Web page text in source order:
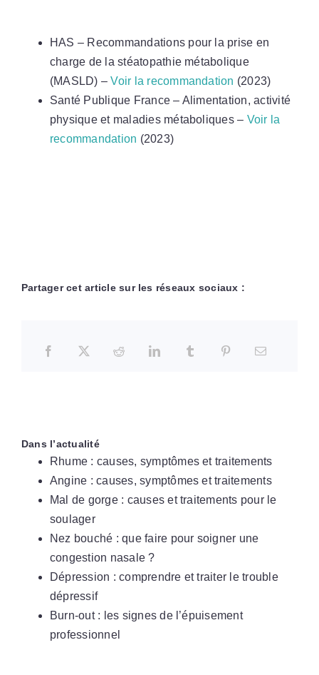
HAS – Recommandations pour la prise en
charge de la stéatopathie métabolique
(MASLD) –Voir la recommandation (2023)
Santé Publique France – Alimentation, activité
physique et maladies métaboliques – Voir la
recommandation (2023)
Partager cet article sur les réseaux sociaux :
Dans l’actualité
Rhume : causes, symptômes et traitements
Angine : causes, symptômes et traitements
Mal de gorge : causes et traitements pour le
soulager
Nez bouché : que faire pour soigner une
congestion nasale ?
Dépression : comprendre et traiter le trouble
dépressif
Burn-out : les signes de l’épuisement
professionnel